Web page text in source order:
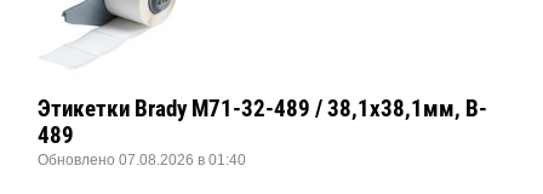
Этикетки Brady M71-32-489 / 38,1x38,1мм, B-
489
Обновлено 07.08.2026 в 01:40